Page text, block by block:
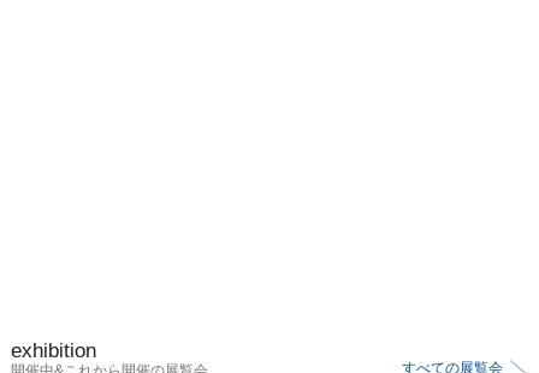
exhibition
すべての展覧会